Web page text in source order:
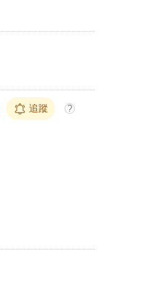
追蹤 ?